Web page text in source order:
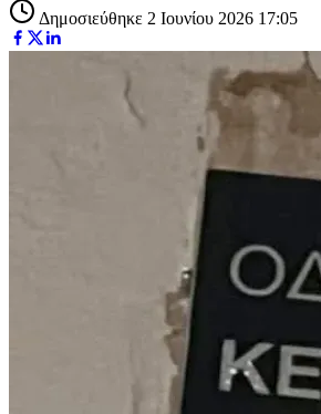
Δημοσιεύθηκε 2 Ιουνίου 2026 17:05